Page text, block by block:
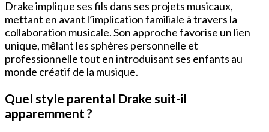
Drake implique ses fils dans ses projets musicaux,
mettant en avant l’implication familiale à travers la
collaboration musicale. Son approche favorise un lien
unique, mêlant les sphères personnelle et
professionnelle tout en introduisant ses enfants au
monde créatif de la musique.
Quel style parental Drake suit-il
apparemment ?